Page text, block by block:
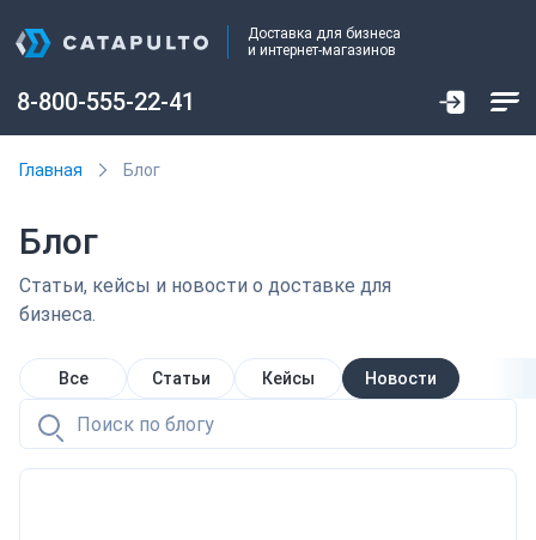
Доставка для бизнеса
и интернет-магазинов
8-800-555-22-41
Главная Блог
Блог
Статьи, кейсы и новости о доставке для
бизнеса.
Все Статьи Кейсы Новости